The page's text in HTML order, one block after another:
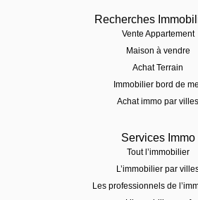
Recherches
Vente Appartement
Maison à vendre
Achat Terrain
Immobilier bord de
Achat immo par villes
Services Immo
Tout l’immobilier
L’immobilier par
Les professionnels de